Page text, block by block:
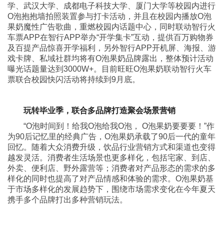
学、武汉大学、成都电子科技大学、厦门大学等校园内进行
O泡抱抱墙拍照装置参与打卡活动，并且在校园内播放O泡
果奶魔性广告歌曲，重燃校园内话题中心，同时联动智行火
车票APP在智行APP举办“开学集卡”互动，提供百万购物券
及百提产品惊喜开学福利，另外智行APP开机屏、海报、游
戏卡牌、私域社群均将有O泡果奶品牌露出，整体预计活动
曝光话题量达到3000W+。目前旺旺O泡果奶联动智行火车
票联合校园快闪活动将持续到9月底。
玩转毕业季，联合多品牌打造聚会场景营销
“O泡时间到！给我O泡给我O泡， O泡果奶要要要！”作
为90后记忆里的经典广告，O泡果奶承载了90后一代的童年
回忆。随着大众消费升级，饮品行业营销方式和渠道也变得
越发灵活。消费者生活场景也更多样化，包括宅家、到店、
外卖、便利店、野外露营等；消费者对产品形态的需求的多
样化的同时也提高了对产品情感和体验的需求。O泡果奶基
于市场多样化的发展趋势下，围绕市场需求变化在今年夏天
携手多个品牌打出多种营销玩法。